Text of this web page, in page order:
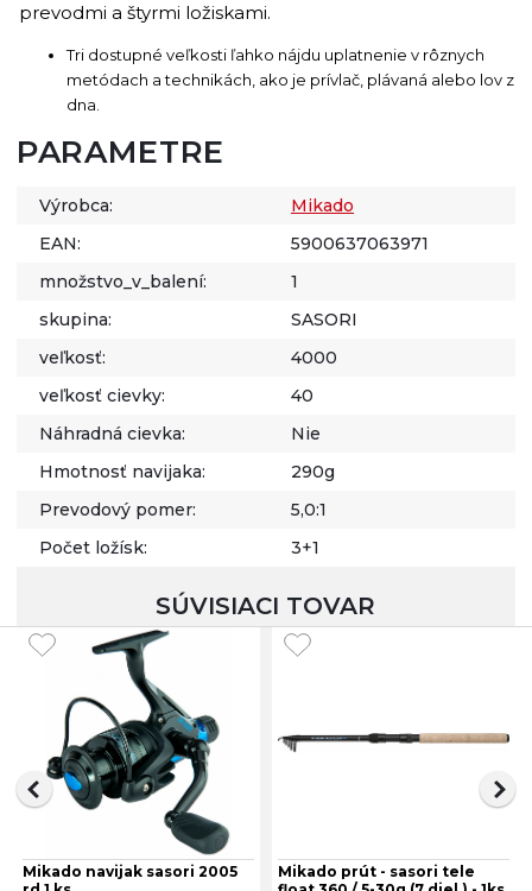
prevodmi a štyrmi ložiskami.
Tri dostupné veľkosti ľahko nájdu uplatnenie v rôznych
metódach a technikách, ako je prívlač, plávaná alebo lov z
dna.
PARAMETRE
Výrobca:
Mikado
EAN:
5900637063971
množstvo_v_balení:
1
skupina:
SASORI
veľkosť:
4000
veľkosť cievky:
40
Náhradná cievka:
Nie
Hmotnosť navijaka:
290g
Prevodový pomer:
5,0:1
Počet ložísk:
3+1
SÚVISIACI TOVAR
Mikado navijak sasori 2005
Mikado prút - sasori tele